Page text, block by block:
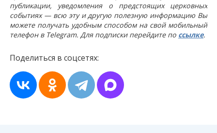
публикации, уведомления о предстоящих церковных
событиях — всю эту и другую полезную информацию Вы
можете получать удобным способом на свой мобильный
телефон в Telegram. Для подписки перейдите по ссылке.
Поделиться в соцсетях: